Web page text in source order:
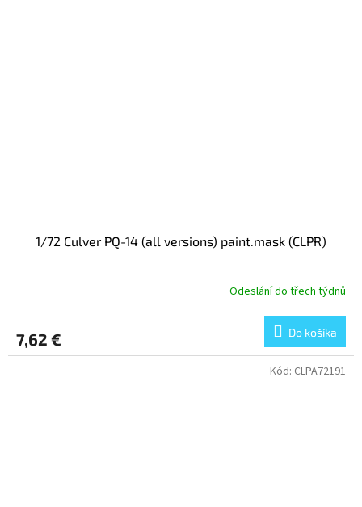
1/72 Culver PQ-14 (all versions) paint.mask (CLPR)
Odeslání do třech týdnů
7,62 € Do košíka
Kód: CLPA72191